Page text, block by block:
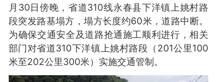
月30日傍晚，省道310线永春县下洋镇上姚村路
段突发路基塌方，塌方长度约60米，道路中断。
为确保交通安全及道路抢通施工顺利进行，相关
部门对省道310下洋镇上姚村路段（201公里100
米至202公里300米）实施交通管制。